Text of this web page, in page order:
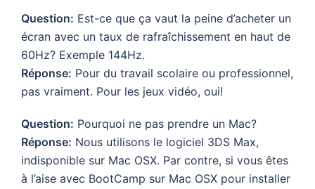
Question: Est-ce que ça vaut la peine d’acheter un
écran avec un taux de rafraîchissement en haut de
60Hz? Exemple 144Hz.
Réponse: Pour du travail scolaire ou professionnel,
pas vraiment. Pour les jeux vidéo, oui!
Question: Pourquoi ne pas prendre un Mac?
Réponse: Nous utilisons le logiciel 3DS Max,
indisponible sur Mac OSX. Par contre, si vous êtes
à l’aise avec BootCamp sur Mac OSX pour installer